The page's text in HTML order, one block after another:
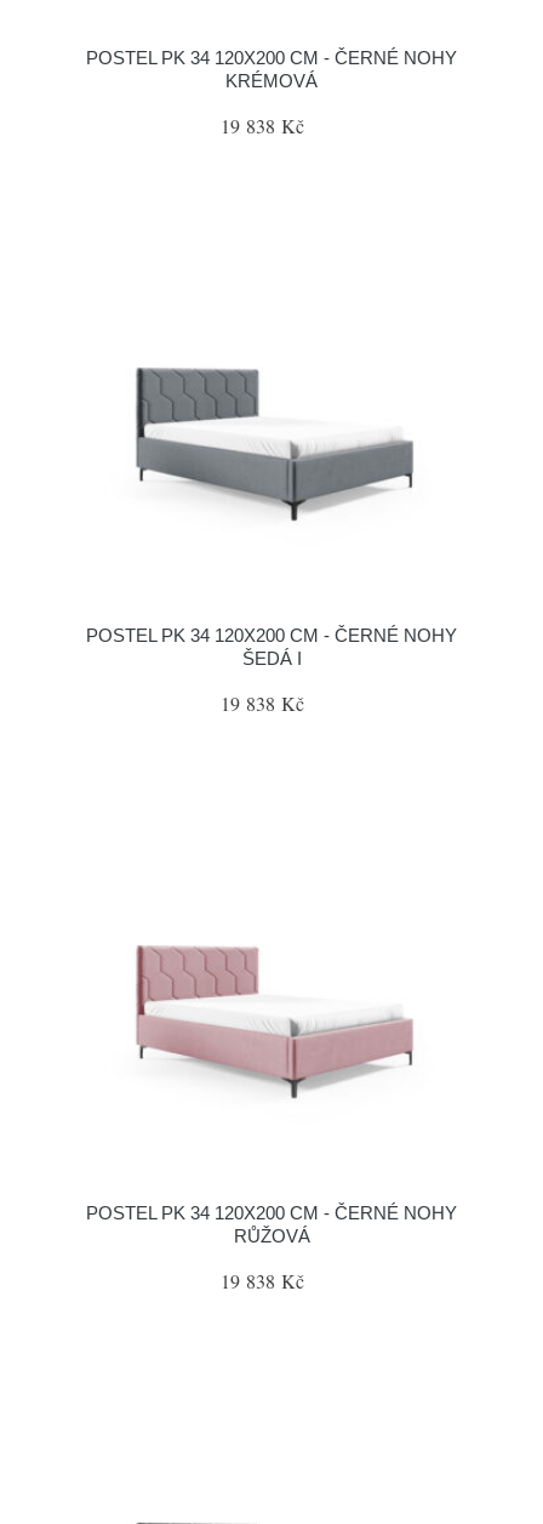
POSTEL PK 34 120X200 CM - ČERNÉ NOHY
KRÉMOVÁ
19 838 Kč
POSTEL PK 34 120X200 CM - ČERNÉ NOHY
ŠEDÁ I
19 838 Kč
POSTEL PK 34 120X200 CM - ČERNÉ NOHY
RŮŽOVÁ
19 838 Kč